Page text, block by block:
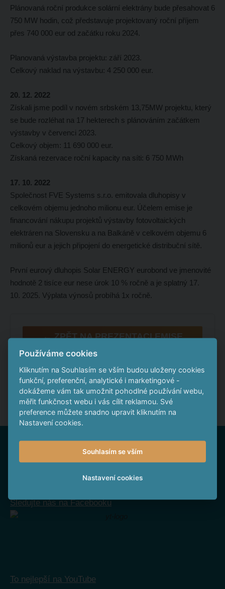
Plánovaná roční produkce solární elektrány bude přesahovat 6
750 MW hodin, což představuje projektovaný roční příjem
přes 740 000 eur od začátku roku 2024.
Planovaná výstavba projektu: září 2023.
Celkový naklad na výstavbu: 4 250 000 eur.
20. 12. 2022
Získali jsme podíl v novém srbském 13,75MW projektu, který
se bude rozléhat na 17 hekterech s plánováním začátkem
výstavby v červenci 2023.
Celkový objem: 11 690 000 eur.
Získaná rezervace roční kapacity na síti: 6 750 MWh
17. 10. 2022
Společnost FVE Systems s.r.o. emitovala dluhopisy v
celkovém objemu jednoho milionu eur. Účelem emise je
financování nákupu projektů výstavby fotovoltaických
elektráren na Slovensku a na Balkáně v celkovém objemu 6
milionů eur a jejich připojení do energetické distribuční sítě.
První eurový dluhopis Solar ENERGY eurobond ve jmenovité
hodnotě 2 tisíce eur nese úrok 10 % ročně a je splatný 17.
10. 2025. Výplata výnosů probíhá 1x ročně.
← ZPĚT NA PREZENTACI EMISE
Nepropásněte
Sledujte nás na Facebooku
To nejlepší na YouTube
Používáme cookies
Kliknutím na Souhlasím se vším budou uloženy cookies
funkční, preferenční, analytické i marketingové -
dokážeme vám tak umožnit pohodlné používání webu,
měřit funkčnost webu i vás cílit reklamou. Své
preference můžete snadno upravit kliknutím na
Nastavení cookies.
Souhlasím se vším
Nastavení cookies